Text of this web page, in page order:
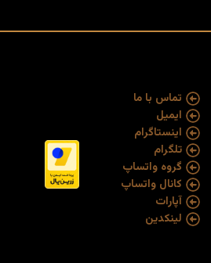
تماس با ما
ایمیل
اینستاگرام
تلگرام
گروه واتساپ
کانال واتساپ
آپارات
لینکدین